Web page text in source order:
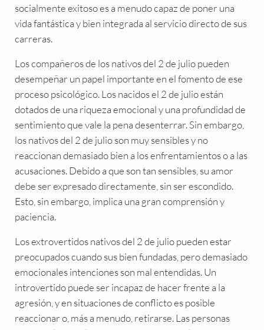
socialmente exitoso es a menudo capaz de poner una
vida fantástica y bien integrada al servicio directo de sus
carreras.
Los compañeros de los nativos del 2 de julio pueden
desempeñar un papel importante en el fomento de ese
proceso psicológico. Los nacidos el 2 de julio están
dotados de una riqueza emocional y una profundidad de
sentimiento que vale la pena desenterrar. Sin embargo,
los nativos del 2 de julio son muy sensibles y no
reaccionan demasiado bien a los enfrentamientos o a las
acusaciones. Debido a que son tan sensibles, su amor
debe ser expresado directamente, sin ser escondido.
Esto, sin embargo, implica una gran comprensión y
paciencia.
Los extrovertidos nativos del 2 de julio pueden estar
preocupados cuando sus bien fundadas, pero demasiado
emocionales intenciones son mal entendidas. Un
introvertido puede ser incapaz de hacer frente a la
agresión, y en situaciones de conflicto es posible
reaccionar o, más a menudo, retirarse. Las personas